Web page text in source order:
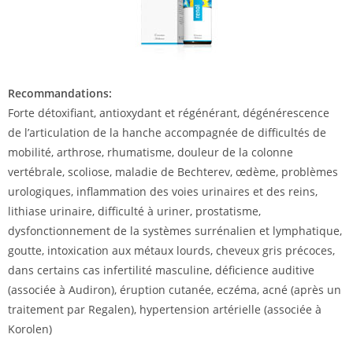
Recommandations:
Forte détoxifiant, antioxydant et régénérant, dégénérescence
de l’articulation de la hanche accompagnée de difficultés de
mobilité, arthrose, rhumatisme, douleur de la colonne
vertébrale, scoliose, maladie de Bechterev, œdème, problèmes
urologiques, inflammation des voies urinaires et des reins,
lithiase urinaire, difficulté à uriner, prostatisme,
dysfonctionnement de la systèmes surrénalien et lymphatique,
goutte, intoxication aux métaux lourds, cheveux gris précoces,
dans certains cas infertilité masculine, déficience auditive
(associée à Audiron), éruption cutanée, eczéma, acné (après un
traitement par Regalen), hypertension artérielle (associée à
Korolen)